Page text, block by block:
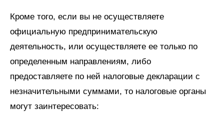
Кроме того, если вы не осуществляете
официальную предпринимательскую
деятельность, или осуществляете ее только по
определенным направлениям, либо
предоставляете по ней налоговые декларации с
незначительными суммами, то налоговые органы
могут заинтересовать: